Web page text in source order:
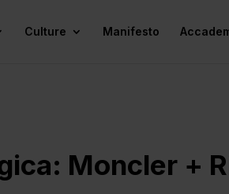
Culture Manifesto
Moncler +